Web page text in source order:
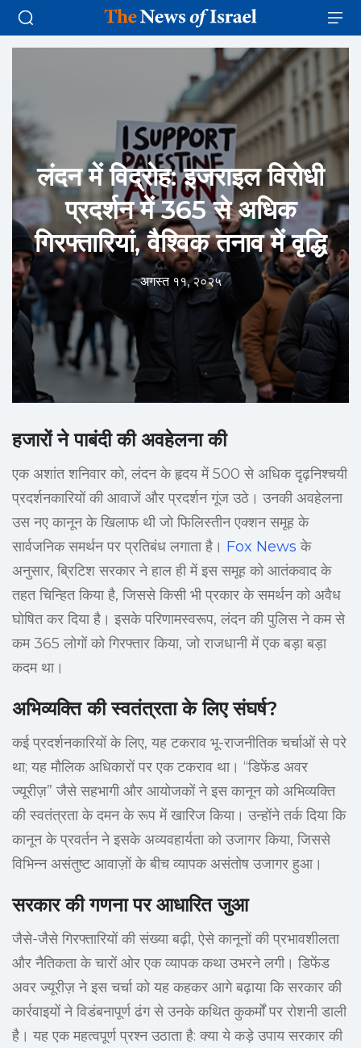
लंदन में विद्रोह: इजराइल विरोधी
प्रदर्शन में 365 से अधिक
गिरफ्तारियां, वैश्विक तनाव में वृद्धि
अगस्त ११, २०२५
हजारों ने पाबंदी की अवहेलना की
एक अशांत शनिवार को, लंदन के हृदय में 500 से अधिक दृढ़निश्चयी
प्रदर्शनकारियों की आवाजें और प्रदर्शन गूंज उठे। उनकी अवहेलना
उस नए कानून के खिलाफ थी जो फिलिस्तीन एक्शन समूह के
सार्वजनिक समर्थन पर प्रतिबंध लगाता है। Fox News के
अनुसार, ब्रिटिश सरकार ने हाल ही में इस समूह को आतंकवाद के
तहत चिन्हित किया है, जिससे किसी भी प्रकार के समर्थन को अवैध
घोषित कर दिया है। इसके परिणामस्वरूप, लंदन की पुलिस ने कम से
कम 365 लोगों को गिरफ्तार किया, जो राजधानी में एक बड़ा बड़ा
कदम था।
अभिव्यक्ति की स्वतंत्रता के लिए संघर्ष?
कई प्रदर्शनकारियों के लिए, यह टकराव भू-राजनीतिक चर्चाओं से परे
था; यह मौलिक अधिकारों पर एक टकराव था। “डिफेंड अवर
ज्यूरीज़” जैसे सहभागी और आयोजकों ने इस कानून को अभिव्यक्ति
की स्वतंत्रता के दमन के रूप में खारिज किया। उन्होंने तर्क दिया कि
कानून के प्रवर्तन ने इसके अव्यवहार्यता को उजागर किया, जिससे
विभिन्न असंतुष्ट आवाज़ों के बीच व्यापक असंतोष उजागर हुआ।
सरकार की गणना पर आधारित जुआ
जैसे-जैसे गिरफ्तारियों की संख्या बढ़ी, ऐसे कानूनों की प्रभावशीलता
और नैतिकता के चारों ओर एक व्यापक कथा उभरने लगी। डिफेंड
अवर ज्यूरीज़ ने इस चर्चा को यह कहकर आगे बढ़ाया कि सरकार की
कार्रवाइयों ने विडंबनापूर्ण ढंग से उनके कथित कुकर्मों पर रोशनी डाली
है। यह एक महत्वपूर्ण प्रश्न उठाता है: क्या ये कड़े उपाय सरकार की